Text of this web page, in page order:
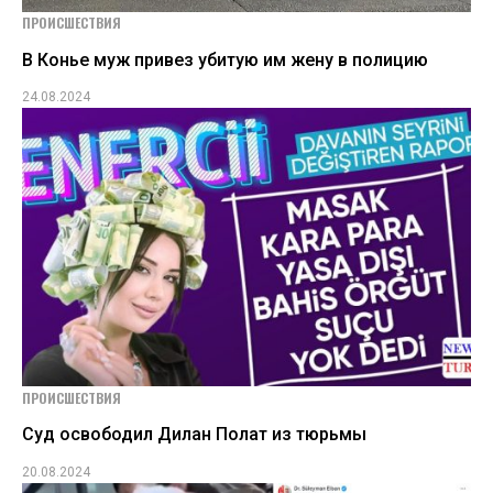
ПРОИСШЕСТВИЯ
В Конье муж привез убитую им жену в полицию
24.08.2024
ПРОИСШЕСТВИЯ
Суд освободил Дилан Полат из тюрьмы
20.08.2024